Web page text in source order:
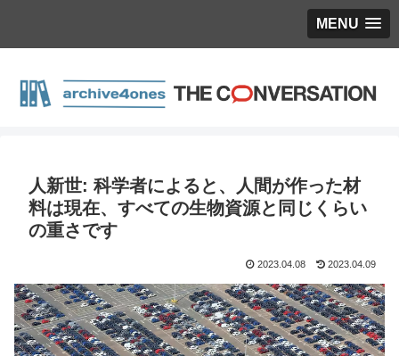
MENU
人新世: 科学者によると、人間が作った材
料は現在、すべての生物資源と同じくらい
の重さです
2023.04.08 2023.04.09